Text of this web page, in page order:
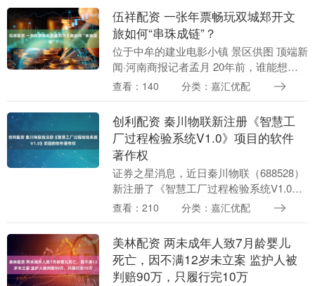
以“探索....
伍祥配资 一张年票畅玩双城郑开文
旅如何“串珠成链”？
位于中牟的建业电影小镇 景区供图 顶端新
闻·河南商报记者孟月 20年前，谁能想象
在郑州喝完胡辣汤，半小时后就能在开封
压缩....
查看：140 分类：嘉汇优配
创利配资 秦川物联新注册《智慧工
厂过程检验系统V1.0》项目的软件
著作权
证券之星消息，近日秦川物联（688528）
新注册了《智慧工厂过程检验系统V1.0》
项目的软件著作权。今年以来秦川物联新
20....
查看：210 分类：嘉汇优配
美林配资 两未成年人致7月龄婴儿
死亡，因不满12岁未立案 监护人被
判赔90万，只履行完10万